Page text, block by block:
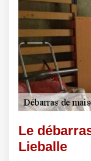
Le
Lieballe